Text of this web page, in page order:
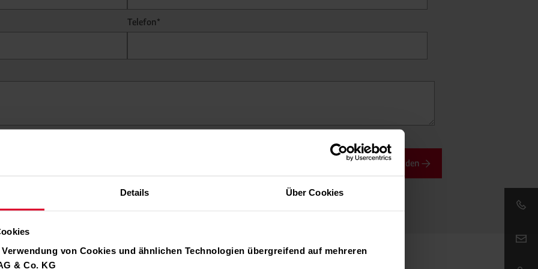
Details Über Cookies
von Cookies und ähnlichen Technologien übergreifend auf mehreren
& Co. KG
Telefon*
Anfrage absenden